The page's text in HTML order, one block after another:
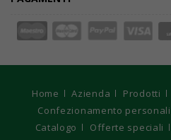
Home Azienda Prodotti
Confezionamento
Catalogo
Offerte speciali